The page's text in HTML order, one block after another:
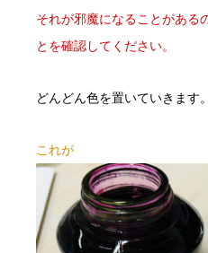
それが邪魔になることがある
とを確認してください。
どんどん色を置いていきます。
これが